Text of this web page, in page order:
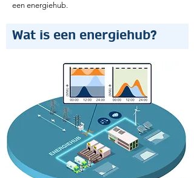
een energiehub.
Wat is een energiehub?